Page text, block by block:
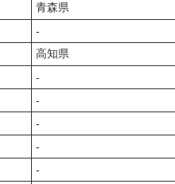
青森県
‐
高知県
‐
‐
‐
‐
‐